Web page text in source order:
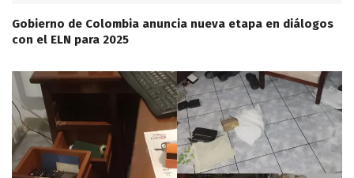
Gobierno de Colombia anuncia nueva etapa en diálogos
con el ELN para 2025